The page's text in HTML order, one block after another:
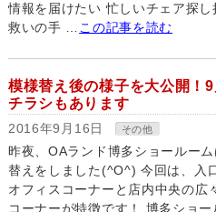
情報を届けたい 忙しいチェア探し
救いの手 …
この記事を読む
模様替え後の様子を大公開！
チラシもあります
2016年9月16日 その他
昨夜、OAランド博多ショールー
替えをしました(^O^) 今回は、入
オフィスコーナーと店内中央の広
コーナーが特徴です！ 博多ショ